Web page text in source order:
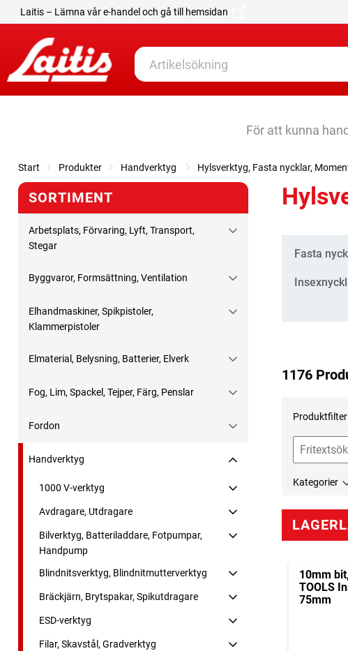
Laitis – Lämna vår e-handel och gå till hemsidan
För att kunna
Start Produkter Handverktyg Hylsverktyg, Fasta nycklar,
SORTIMENT
Arbetsplats, Förvaring, Lyft, Transport,
Stegar
Byggvaror, Formsättning, Ventilation
Elhandmaskiner, Spikpistoler,
Klammerpistoler
Elmaterial, Belysning, Batterier, Elverk
Fog, Lim, Spackel, Tejper, Färg, Penslar
Fordon
Handverktyg
1000 V-verktyg
Avdragare, Utdragare
Bilverktyg, Batteriladdare, Fotpumpar,
Handpump
Blindnitsverktyg, Blindnitmutterverktyg
Bräckjärn, Brytspakar, Spikutdragare
ESD-verktyg
Filar, Skavstål, Gradverktyg
Kategorier
Fasta
1176
Produktfilter
Kategorier
10mm
TOOLS
75mm